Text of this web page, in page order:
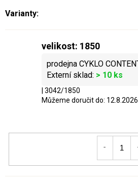
velikost: 1850
> 10 ks
| 3042/1850
Můžeme doručit do: 12.8.2026